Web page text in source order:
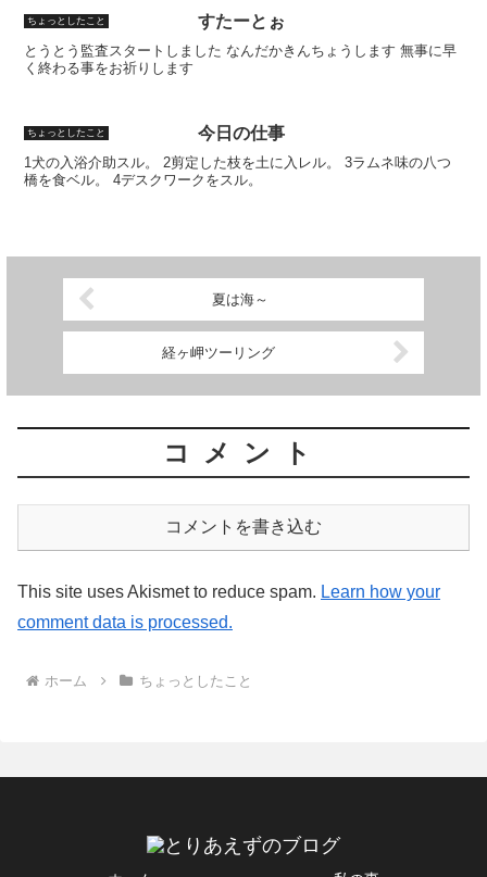
ちょっとしたこと すたーとぉ
とうとう監査スタートしました なんだかきんちょうします 無事に早
く終わる事をお祈りします
ちょっとしたこと 今日の仕事
1犬の入浴介助スル。 2剪定した枝を土に入レル。 3ラムネ味の八つ
橋を食ベル。 4デスクワークをスル。
夏は海～
経ヶ岬ツーリング
コメント
コメントを書き込む
This site uses Akismet to reduce spam. Learn how your
comment data is processed.
ホーム ちょっとしたこと